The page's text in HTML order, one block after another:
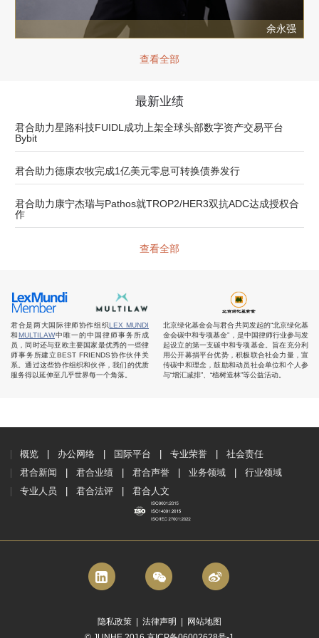
余永强
查看全部
最新业绩
君合助力星路科技FUIDL成功上架全球头部数字资产交易平台
Bybit
君合助力德康农牧完成1亿美元零息可转换债券发行
君合助力康宁杰瑞与Pathos就TROP2/HER3双抗ADC达成授权合
作
查看全部
君合是两大国际律师协作组织LEX MUNDI
和MULTILAW中唯一的中国律师事务所成
员，同时还与亚欧主要国家最优秀的一些律
师事务所建立BEST FRIENDS协作伙伴关
系。通过这些协作组织和伙伴，我们的优质
服务得以延伸至几乎世界每一个角落。
北京绿化基金会与君合共同发起的“北京绿化基
金会碳中和专项基金”，是中国律师行业参与发
起设立的第一支碳中和专项基金。旨在充分利
用公开募捐平台优势，积极联合社会力量，宣
传碳中和理念，鼓励和动员社会单位和个人参
与“增汇减排”、“植树造林”等公益活动。
概览 办公网络 国际平台 专业荣誉
社会责任
君合新闻
君合业绩 君合声誉 业务领域
行业领域
专业人员
君合法评 君合人文
隐私政策 法律声明
网站地图